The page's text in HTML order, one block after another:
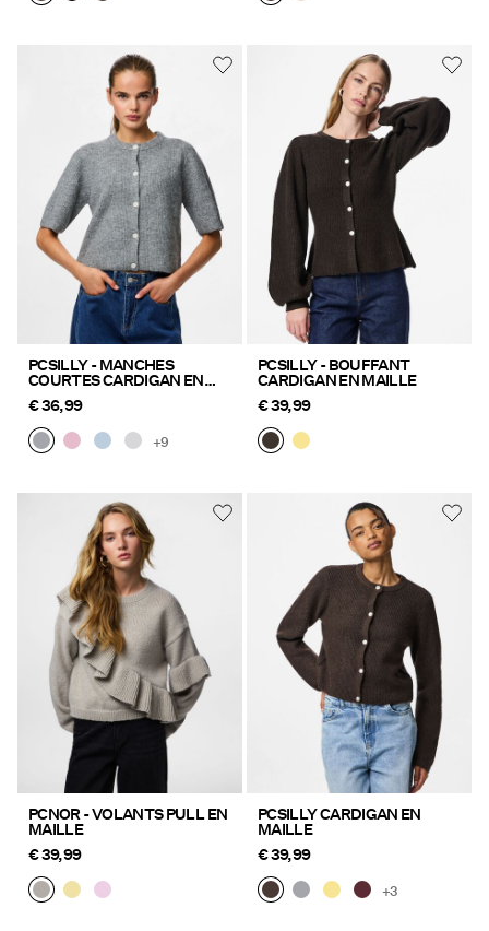
PCSILLY - MANCHES
COURTES CARDIGAN EN
MAILLE
€ 36,99
+9
PCSILLY - BOUFFANT
CARDIGAN EN MAILLE
€ 39,99
PCNOR - VOLANTS PULL EN
MAILLE
€ 39,99
PCSILLY CARDIGAN EN
MAILLE
€ 39,99
+3